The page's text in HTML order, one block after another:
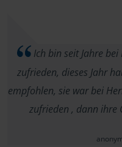
Ich bin seit Jahre
zufrieden, dieses Jahr
empfohlen, sie war bei
zufrieden , dann ihre